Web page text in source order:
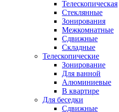
Телескопическая
Стеклянные
Зонирования
Межкомнатные
Сдвижные
Складные
Телескопические
Зонирование
Для ванной
Алюминиевые
В квартире
Для беседки
Сдвижные